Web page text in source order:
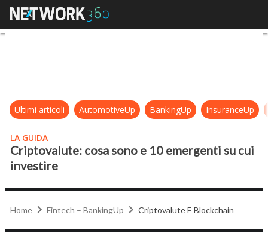
Criptovalute: cosa sono e 10
Ultimi articoli AutomotiveUp BankingUp InsuranceUp
LA GUIDA
Criptovalute: cosa sono e 10 emergenti su cui
investire
Home Fintech – BankingUp Criptovalute E Blockchain